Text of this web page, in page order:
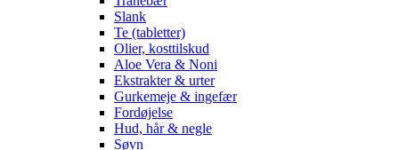
Slank
Te (tabletter)
Olier, kosttilskud
Aloe Vera & Noni
Ekstrakter & urter
Gurkemeje & ingefær
Fordøjelse
Hud, hår & negle
Søvn